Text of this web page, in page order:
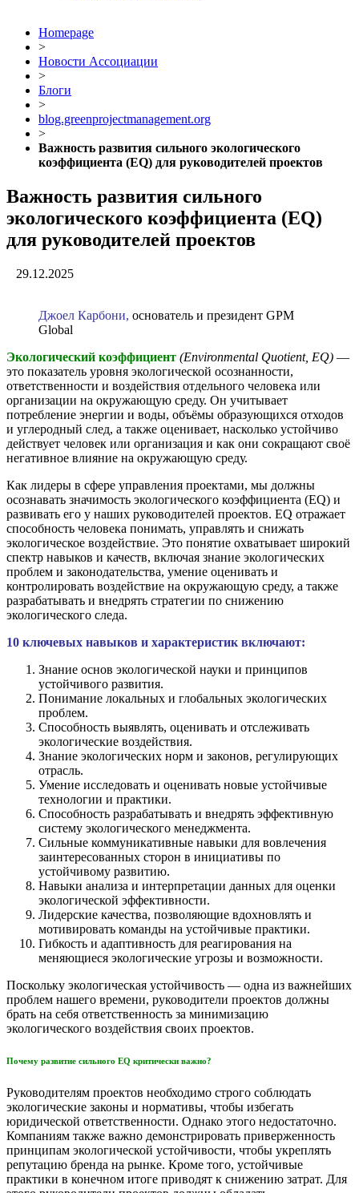
Homepage
>
Новости Ассоциации
>
Блоги
>
blog.greenprojectmanagement.org
>
Важность развития сильного экологического
коэффициента (EQ) для руководителей проектов
Важность развития сильного
экологического коэффициента (EQ)
для руководителей проектов
29.12.2025
Джоел Карбони, основатель и президент GPM
Global
Экологический коэффициент (Environmental Quotient, EQ) —
это показатель уровня экологической осознанности,
ответственности и воздействия отдельного человека или
организации на окружающую среду. Он учитывает
потребление энергии и воды, объёмы образующихся отходов
и углеродный след, а также оценивает, насколько устойчиво
действует человек или организация и как они сокращают своё
негативное влияние на окружающую среду.
Как лидеры в сфере управления проектами, мы должны
осознавать значимость экологического коэффициента (EQ) и
развивать его у наших руководителей проектов. EQ отражает
способность человека понимать, управлять и снижать
экологическое воздействие. Это понятие охватывает широкий
спектр навыков и качеств, включая знание экологических
проблем и законодательства, умение оценивать и
контролировать воздействие на окружающую среду, а также
разрабатывать и внедрять стратегии по снижению
экологического следа.
10 ключевых навыков и характеристик включают:
Знание основ экологической науки и принципов
устойчивого развития.
Понимание локальных и глобальных экологических
проблем.
Способность выявлять, оценивать и отслеживать
экологические воздействия.
Знание экологических норм и законов, регулирующих
отрасль.
Умение исследовать и оценивать новые устойчивые
технологии и практики.
Способность разрабатывать и внедрять эффективную
систему экологического менеджмента.
Сильные коммуникативные навыки для вовлечения
заинтересованных сторон в инициативы по
устойчивому развитию.
Навыки анализа и интерпретации данных для оценки
экологической эффективности.
Лидерские качества, позволяющие вдохновлять и
мотивировать команды на устойчивые практики.
Гибкость и адаптивность для реагирования на
меняющиеся экологические угрозы и возможности.
Поскольку экологическая устойчивость — одна из важнейших
проблем нашего времени, руководители проектов должны
брать на себя ответственность за минимизацию
экологического воздействия своих проектов.
Почему развитие сильного EQ критически важно?
Руководителям проектов необходимо строго соблюдать
экологические законы и нормативы, чтобы избегать
юридической ответственности. Однако этого недостаточно.
Компаниям также важно демонстрировать приверженность
принципам экологической устойчивости, чтобы укреплять
репутацию бренда на рынке. Кроме того, устойчивые
практики в конечном итоге приводят к снижению затрат. Для